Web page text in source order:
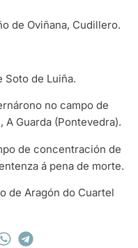
de Oviñana, Cudillero.
Soto de Luiña.
no campo de
Guarda (Pontevedra).
de concentración de
á pena de morte.
de Aragón do Cuartel